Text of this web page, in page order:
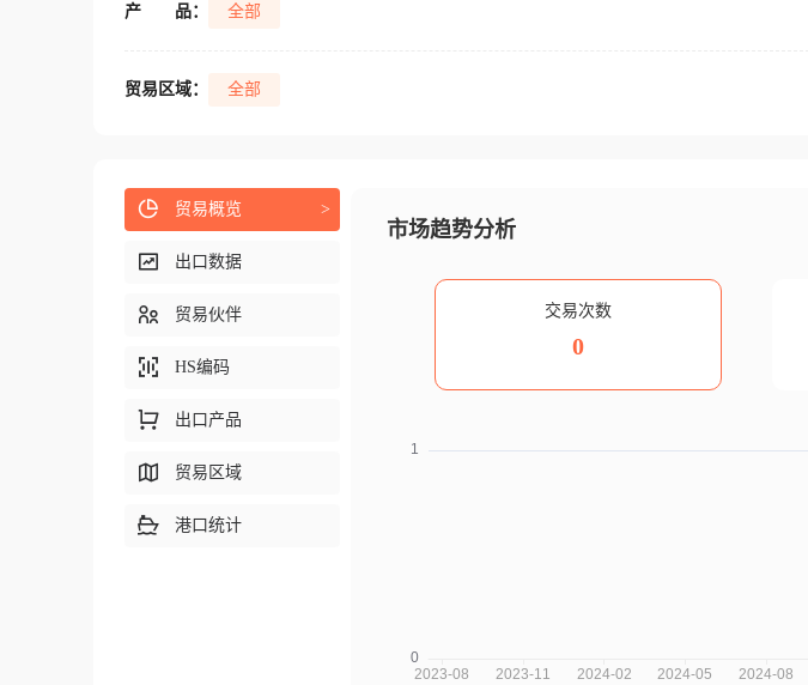
产 品： 全部
贸易区域： 全部
市场趋势分析
交易次数
0
贸易概览 >
出口数据
贸易伙伴
HS编码
出口产品
贸易区域
港口统计